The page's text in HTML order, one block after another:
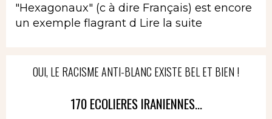
"Hexagonaux" (c à dire Français) est encore
un exemple flagrant d Lire la suite
OUI, LE RACISME ANTI-BLANC EXISTE BEL ET BIEN !
170 ECOLIERES IRANIENNES...